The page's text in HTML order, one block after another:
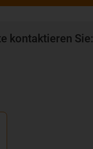
kontaktieren Sie: